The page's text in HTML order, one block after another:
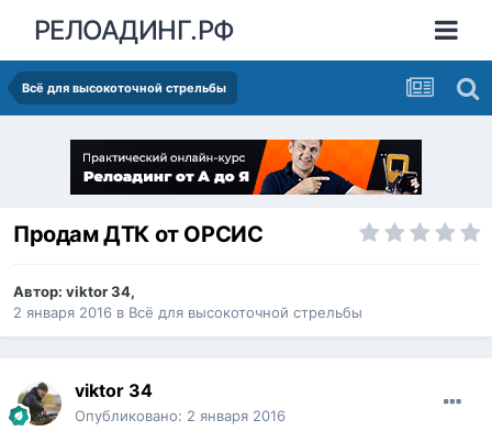
РЕЛОАДИНГ.РФ
Всё для высокоточной стрельбы
Продам ДТК от ОРСИС
Автор: viktor 34,
2 января 2016 в Всё для высокоточной стрельбы
viktor 34
Опубликовано: 2 января 2016